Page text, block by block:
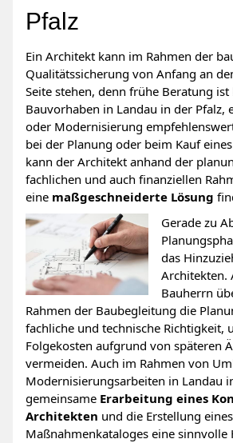
Pfalz
Ein Architekt kann im Rahmen der
Qualitätssicherung von Anfang an
Seite stehen, denn frühe Beratung ist
Bauvorhaben in Landau in der Pfalz,
oder Modernisierung
bei der Planung oder beim Kauf
kann der Architekt anhand der
fachlichen und auch finanziellen
eine maßgeschneiderte Lösung
Gerade zu
das
Architekten.
Bauherrn
Rahmen der Baubegleitung die
fachliche und technische Richtigkeit,
Folgekosten aufgrund von späteren
vermeiden. Auch im Rahmen von
Modernisierungsarbeiten in Landau
gemeinsame Erarbeitung eines
Architekten und die Erstellung
Maßnahmenkataloges eine sinnvolle